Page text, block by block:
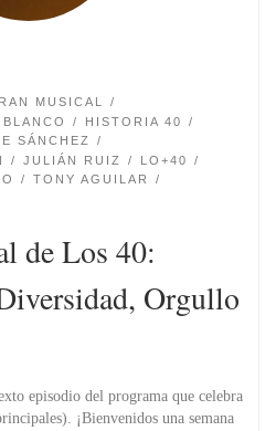
MUSICAL
HISTORIA 40
SÁNCHEZ
JULIÁN RUIZ
LO+40
TONY AGUILAR
de Los 40:
Orgullo
episodio del programa que celebra
¡Bienvenidos una semana